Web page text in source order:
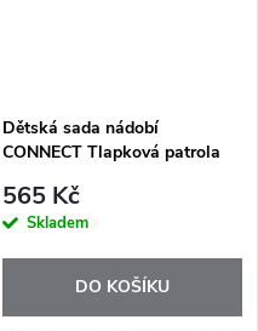
Dětská sada nádobí
CONNECT Tlapková patrola
565 Kč
Skladem
DO KOŠÍKU